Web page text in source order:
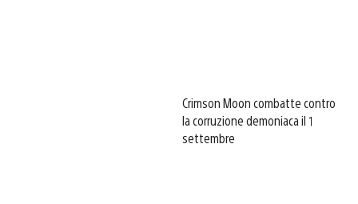
Crimson Moon combatte contro
la corruzione demoniaca il 1
settembre